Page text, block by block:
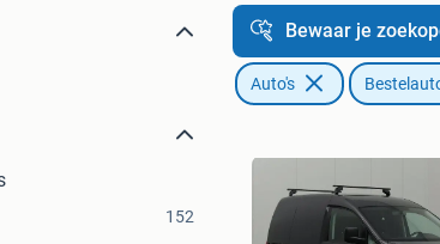
152
Bewaar je
Auto's